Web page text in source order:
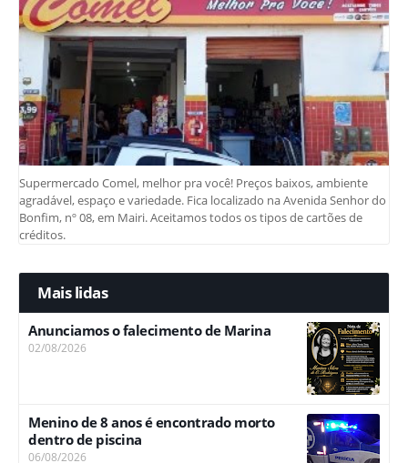
Supermercado Comel, melhor pra você! Preços baixos, ambiente
agradável, espaço e variedade. Fica localizado na Avenida Senhor do
Bonfim, nº 08, em Mairi. Aceitamos todos os tipos de cartões de
créditos.
Mais lidas
Anunciamos o falecimento de Marina
02/08/2026
Menino de 8 anos é encontrado morto
dentro de piscina
06/08/2026